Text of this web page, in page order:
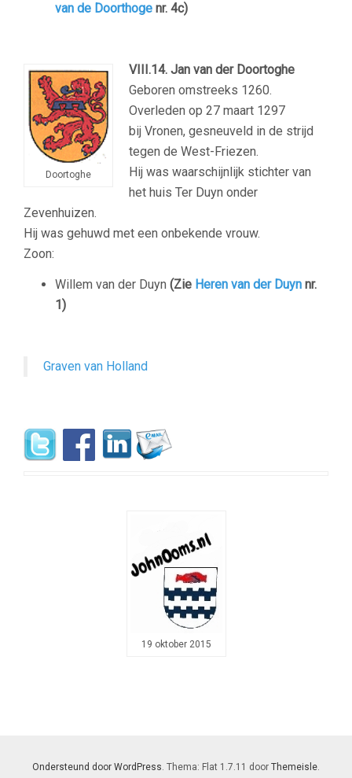
van de Doorthoge nr. 4c)
Doortoghe
VIII.14. Jan van der Doortoghe
Geboren omstreeks 1260.
Overleden op 27 maart 1297
bij Vronen, gesneuveld in de strijd
tegen de West-Friezen.
Hij was waarschijnlijk stichter van
het huis Ter Duyn onder
Zevenhuizen.
Hij was gehuwd met een onbekende vrouw.
Zoon:
Willem van der Duyn (Zie Heren van der Duyn nr.
1)
Graven van Holland
19 oktober 2015
Ondersteund door WordPress. Thema: Flat 1.7.11 door Themeisle.